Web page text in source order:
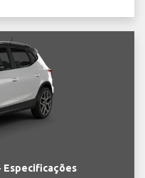
Especificações